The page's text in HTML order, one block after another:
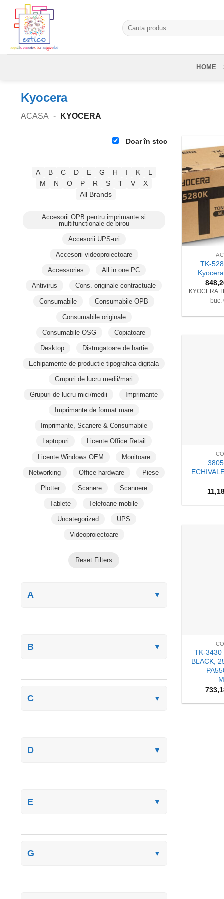
content
Caută
după:
HOME
Kyocera
ACASA - KYOCERA
Doar în stoc
A B C D E G H I K
L
M
N O P R S T V
X
All Brands
Accesorii OPB pentru imprimante si
multifunctionale de birou
Accesorii UPS-uri
Accesorii videoproiectoare
Accessories All in one PC
Antivirus Cons. originale contractuale
Consumabile Consumabile OPB
Consumabile originale
Consumabile OSG Copiatoare
Desktop Distrugatoare de hartie
Echipamente de productie tipografica digitala
Grupuri de lucru medii/mari
Grupuri de lucru mici/medii Imprimante
Imprimante de format mare
Imprimante, Scanere & Consumabile
Laptopuri Licente Office Retail
Licente Windows OEM Monitoare
Networking Office hardware Piese
Plotter Scanere Scannere
Tablete Telefoane mobile
Uncategorized UPS
Videoproiectoare
Reset Filters
A ▼
B ▼
C ▼
D ▼
E ▼
G ▼
TK-
KYOCERA
buc.
TK-3430
BLACK,